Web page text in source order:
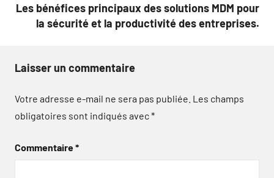
Les bénéfices principaux des solutions MDM pour
la sécurité et la productivité des entreprises.
Laisser un commentaire
Votre adresse e-mail ne sera pas publiée. Les champs
obligatoires sont indiqués avec*
Commentaire*